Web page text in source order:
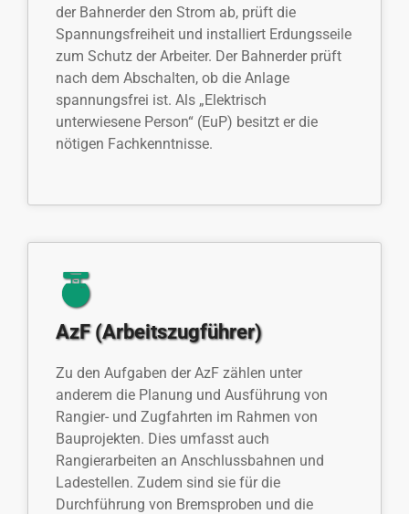
der Bahnerder den Strom ab, prüft die
Spannungsfreiheit und installiert Erdungsseile
zum Schutz der Arbeiter. Der Bahnerder prüft
nach dem Abschalten, ob die Anlage
spannungsfrei ist. Als „Elektrisch
unterwiesene Person“ (EuP) besitzt er die
nötigen Fachkenntnisse.
AzF (Arbeitszugführer)
Zu den Aufgaben der AzF zählen unter
anderem die Planung und Ausführung von
Rangier- und Zugfahrten im Rahmen von
Bauprojekten. Dies umfasst auch
Rangierarbeiten an Anschlussbahnen und
Ladestellen. Zudem sind sie für die
Durchführung von Bremsproben und die